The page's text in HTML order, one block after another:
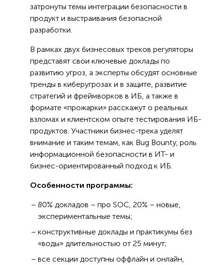
затронуты темы интеграции безопасности в
продукт и выстраивания безопасной
разработки.
В рамках двух бизнесовых треков регуляторы
представят свои ключевые доклады по
развитию угроз, а эксперты обсудят основные
тренды в киберугрозах и в защите, развитие
стратегий и фреймворков в ИБ, а также в
формате «прожарки» расскажут о реальных
взломах и клиентском опыте тестирования ИБ-
продуктов. Участники бизнес-трека уделят
внимание и таким темам, как Bug Bounty, роль
информационной безопасности в ИТ- и
бизнес-ориентированный подход к ИБ.
Особенности программы:
80% докладов – про SOC, 20% – новые,
экспериментальные темы;
конструктивные доклады и практикумы без
«воды» длительностью от 25 минут;
все секции доступны оффлайн и онлайн,